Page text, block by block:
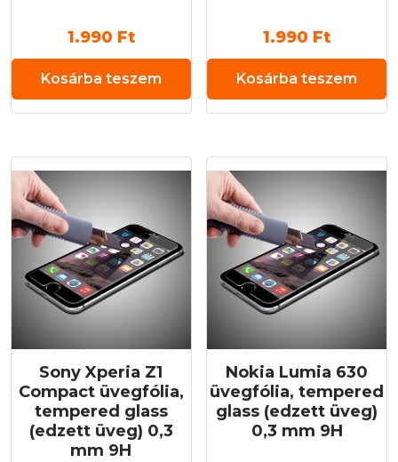
1.990 Ft
Kosárba teszem
1.990 Ft
Kosárba teszem
Sony Xperia Z1
Compact üvegfólia,
tempered glass
(edzett üveg) 0,3
mm 9H
Nokia Lumia 630
üvegfólia, tempered
glass (edzett üveg)
0,3 mm 9H